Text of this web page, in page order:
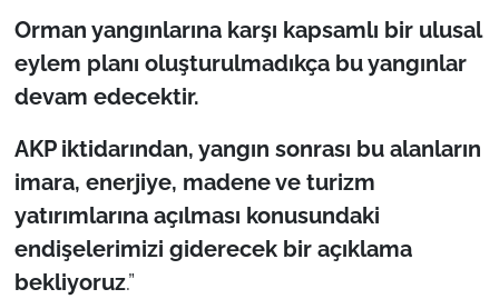
Orman yangınlarına karşı kapsamlı bir ulusal
eylem planı oluşturulmadıkça bu yangınlar
devam edecektir.
AKP iktidarından, yangın sonrası bu alanların
imara, enerjiye, madene ve turizm
yatırımlarına açılması konusundaki
endişelerimizi giderecek bir açıklama
bekliyoruz.”